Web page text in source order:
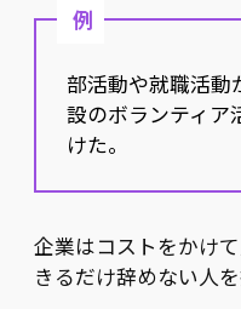
例
部活動や就職活動
設のボランティア
けた。
企業はコストをかけ
きるだけ辞めない人